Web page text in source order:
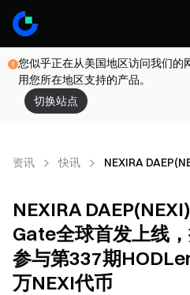
您似乎正在从美国地区访问我们的
用您所在地区支持的产品。
切换站点
资讯 快讯 NEXIRA
NEXIRA
Gate全球首发上线
参与第337期
万NEXI代币